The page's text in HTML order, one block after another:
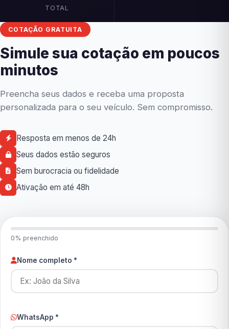
TOTAL
COTAÇÃO GRATUITA
Simule sua cotação em poucos
minutos
Preencha seus dados e receba uma proposta
personalizada para o seu veículo. Sem compromisso.
Resposta em menos de 24h
Seus dados estão seguros
Sem burocracia ou fidelidade
Ativação em até 48h
0% preenchido
Nome completo *
WhatsApp *